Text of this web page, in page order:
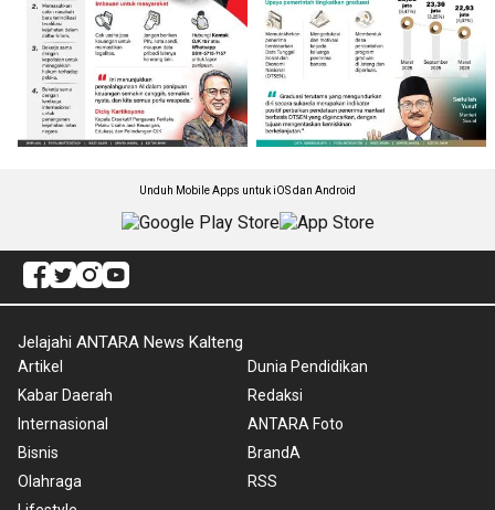
Unduh Mobile Apps untuk iOS dan Android
Jelajahi ANTARA News Kalteng
Artikel
Kabar Daerah
Internasional
Bisnis
Olahraga
Dunia Pendidikan
Redaksi
ANTARA Foto
BrandA
RSS